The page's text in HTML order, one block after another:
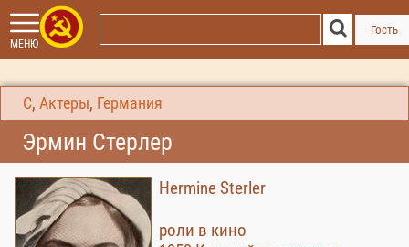
МЕНЮ
Гость
С, Актеры, Германия
Эрмин Стерлер
Hermine Sterler
роли в кино